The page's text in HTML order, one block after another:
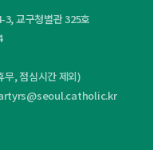
교구청별관 325호
무, 점심시간 제외)